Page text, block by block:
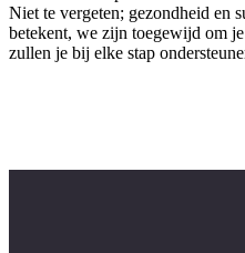
Niet te vergeten; gezondheid en
betekent, we zijn toegewijd om
zullen je bij elke stap